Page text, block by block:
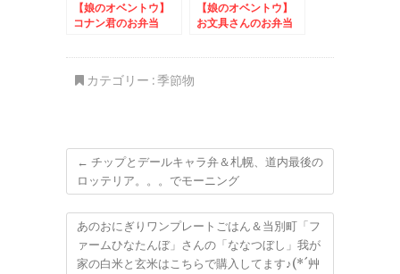
【娘のオベントウ】
コナン君のお弁当
【娘のオベントウ】
お文具さんのお弁当
カテゴリー :季節物
← チップとデールキャラ弁＆札幌、道内最後の
ロッテリア。。。でモーニング
あのおにぎりワンプレートごはん＆当別町「フ
ァームひなたんぼ」さんの「ななつぼし」我が
家の白米と玄米はこちらで購入してます♪(*´艸